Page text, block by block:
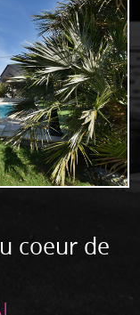
coeur de